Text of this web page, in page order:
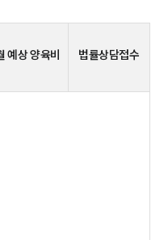
예상 양육비 법률상담접수